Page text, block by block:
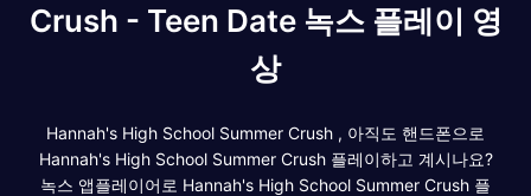
Crush - Teen Date 녹스 플레이 영
상
Hannah's High School Summer Crush , 아직도 핸드폰으로
Hannah's High School Summer Crush 플레이하고 계시나요?
녹스 앱플레이어로 Hannah's High School Summer Crush 플